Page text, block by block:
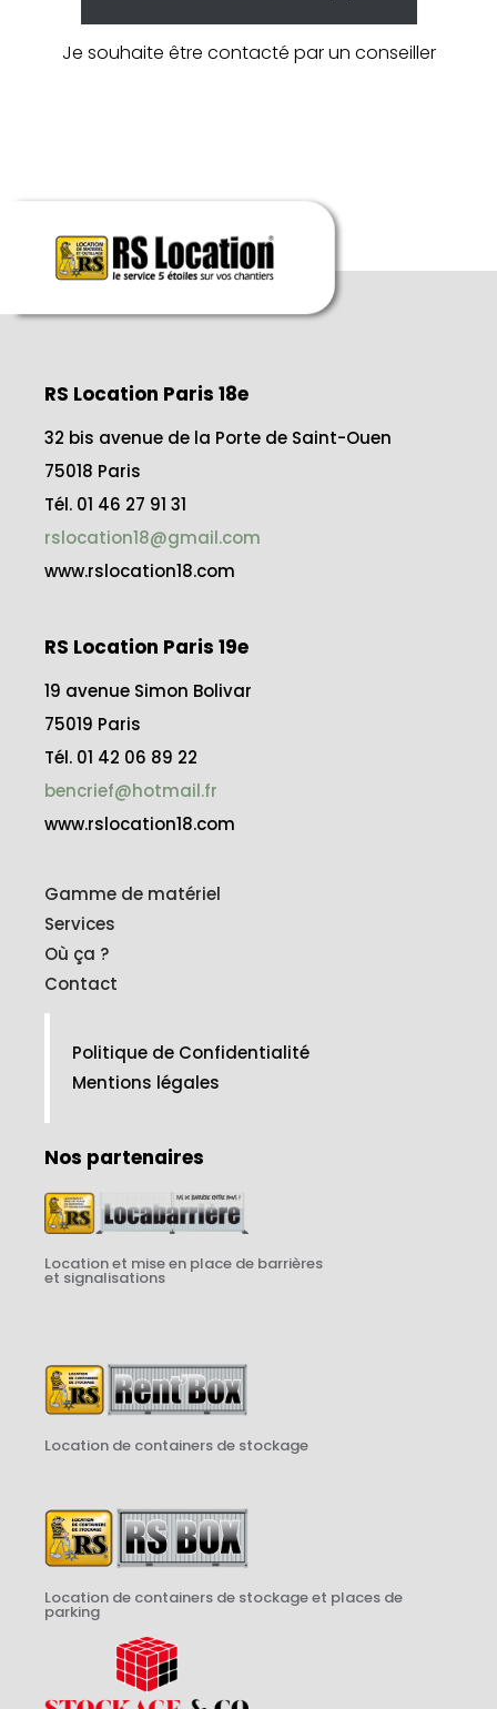
Je souhaite être contacté par un conseiller
RS Location Paris 18e
32 bis avenue de la Porte de Saint-Ouen
75018 Paris
Tél. 01 46 27 91 31
rslocation18@gmail.com
www.rslocation18.com
RS Location Paris 19e
19 avenue Simon Bolivar
75019 Paris
Tél. 01 42 06 89 22
bencrief@hotmail.fr
www.rslocation18.com
Gamme de matériel
Services
Où ça ?
Contact
Politique de Confidentialité
Mentions légales
Nos partenaires
Location et mise en place de barrières
et signalisations
Location de containers de stockage
Location de containers de stockage et places de
parking